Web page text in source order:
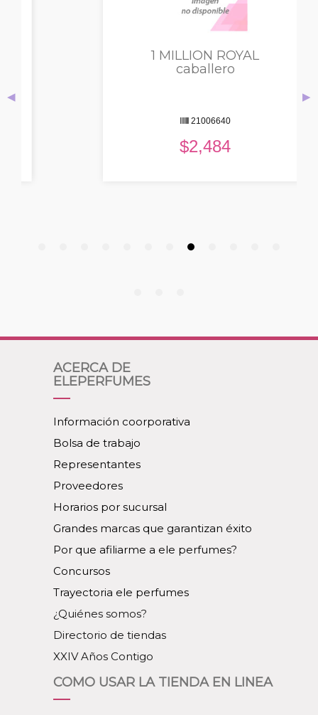
1 MILLION ROYAL
caballero
2,484
◀ ▶
ACERCA DE
ELEPERFUMES
Información coorporativa
Bolsa de trabajo
Representantes
Proveedores
Horarios por sucursal
Grandes marcas que garantizan éxito
Por que afiliarme a ele perfumes?
Concursos
Trayectoria ele perfumes
¿Quiénes somos?
Directorio de tiendas
XXIV Años Contigo
COMO USAR LA TIENDA EN LINEA